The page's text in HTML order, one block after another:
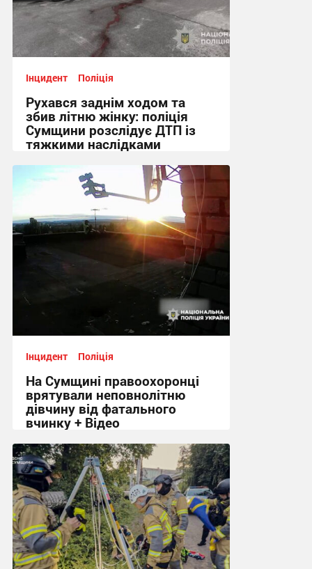
Інцидент Поліція
Рухався заднім ходом та
збив літню жінку: поліція
Сумщини розслідує ДТП із
тяжкими наслідками
10:20, 10.07.2026
Інцидент Поліція
На Сумщині правоохоронці
врятували неповнолітню
дівчину від фатального
вчинку + Відео
17:04, 15.06.2026